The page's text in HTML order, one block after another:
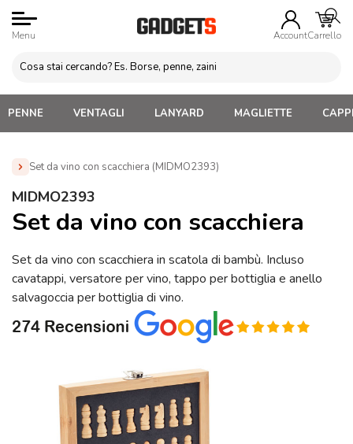
Menu AccountCarrello
PENNE VENTAGLI LANYARD MAGLIETTE
Set da vino con scacchiera (MIDMO2393)
Home » Gadget Vino
MIDMO2393
Set da vino con scacchiera
Set da vino con scacchiera in scatola di bambù. Incluso
cavatappi, versatore per vino, tappo per bottiglia e anello
salvagoccia per bottiglia di vino.